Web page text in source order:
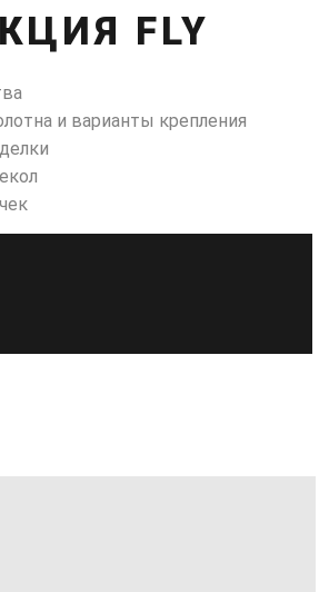
FLY
и варианты крепления